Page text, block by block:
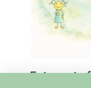
Entrena tu